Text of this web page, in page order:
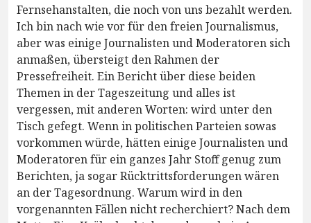
Fernsehanstalten, die noch von uns bezahlt werden.
Ich bin nach wie vor für den freien Journalismus,
aber was einige Journalisten und Moderatoren sich
anmaßen, übersteigt den Rahmen der
Pressefreiheit. Ein Bericht über diese beiden
Themen in der Tageszeitung und alles ist
vergessen, mit anderen Worten: wird unter den
Tisch gefegt. Wenn in politischen Parteien sowas
vorkommen würde, hätten einige Journalisten und
Moderatoren für ein ganzes Jahr Stoff genug zum
Berichten, ja sogar Rücktrittsforderungen wären
an der Tagesordnung. Warum wird in den
vorgenannten Fällen nicht recherchiert? Nach dem